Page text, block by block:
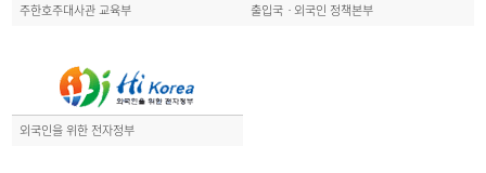
주한호주대사관 교육부 출입국ㆍ외국인 정책본부
외국인을 위한 전자정부